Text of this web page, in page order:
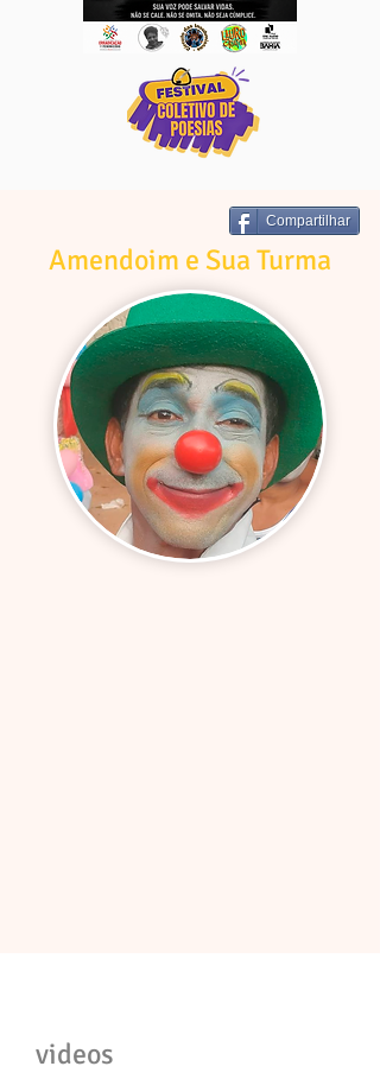
Compartilhar
Amendoim e Sua Turma
videos